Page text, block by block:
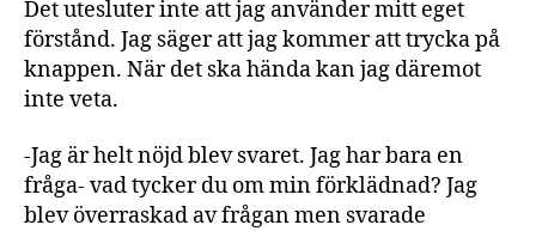
Det utesluter inte att jag använder mitt eget
förstånd. Jag säger att jag kommer att trycka på
knappen. När det ska hända kan jag däremot
inte veta.
-Jag är helt nöjd blev svaret. Jag har bara en
fråga- vad tycker du om min förklädnad? Jag
blev överraskad av frågan men svarade